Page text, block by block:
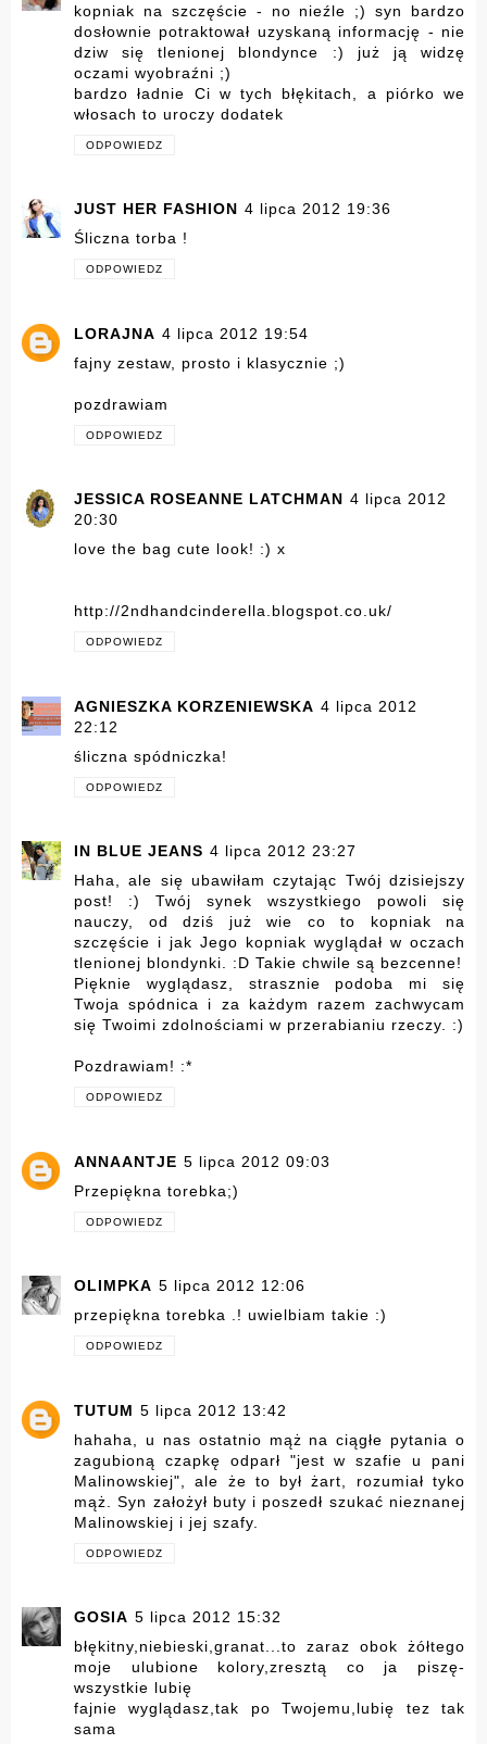
kopniak na szczęście - no nieźle ;) syn bardzo
dosłownie potraktował uzyskaną informację - nie
dziw się tlenionej blondynce :) już ją widzę
oczami wyobraźni ;)
bardzo ładnie Ci w tych błękitach, a piórko we
włosach to uroczy dodatek
ODPOWIEDZ
JUST HER FASHION 4 lipca 2012 19:36
Śliczna torba !
ODPOWIEDZ
LORAJNA 4 lipca 2012 19:54
fajny zestaw, prosto i klasycznie ;)
pozdrawiam
ODPOWIEDZ
JESSICA ROSEANNE LATCHMAN 4 lipca 2012
20:30
love the bag cute look! :) x
http://2ndhandcinderella.blogspot.co.uk/
ODPOWIEDZ
AGNIESZKA KORZENIEWSKA 4 lipca 2012
22:12
śliczna spódniczka!
ODPOWIEDZ
IN BLUE JEANS 4 lipca 2012 23:27
Haha, ale się ubawiłam czytając Twój dzisiejszy
post! :) Twój synek wszystkiego powoli się
nauczy, od dziś już wie co to kopniak na
szczęście i jak Jego kopniak wyglądał w oczach
tlenionej blondynki. :D Takie chwile są bezcenne!
Pięknie wyglądasz, strasznie podoba mi się
Twoja spódnica i za każdym razem zachwycam
się Twoimi zdolnościami w przerabianiu rzeczy. :)
Pozdrawiam! :*
ODPOWIEDZ
ANNAANTJE 5 lipca 2012 09:03
Przepiękna torebka;)
ODPOWIEDZ
OLIMPKA 5 lipca 2012 12:06
przepiękna torebka .! uwielbiam takie :)
ODPOWIEDZ
TUTUM 5 lipca 2012 13:42
hahaha, u nas ostatnio mąż na ciągłe pytania o
zagubioną czapkę odparł "jest w szafie u pani
Malinowskiej", ale że to był żart, rozumiał tyko
mąż. Syn założył buty i poszedł szukać nieznanej
Malinowskiej i jej szafy.
ODPOWIEDZ
GOSIA 5 lipca 2012 15:32
błękitny,niebieski,granat...to zaraz obok żółtego
moje ulubione kolory,zresztą co ja piszę-
wszystkie lubię
fajnie wyglądasz,tak po Twojemu,lubię tez tak
sama